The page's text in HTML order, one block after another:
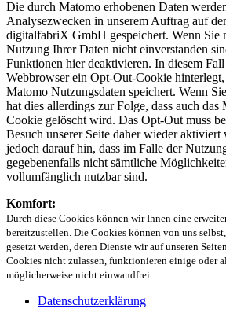
Die durch Matomo erhobenen Daten
Analysezwecken in unserem Auftrag auf
digitalfabriX GmbH gespeichert. Wenn Sie
Nutzung Ihrer Daten nicht einverstanden
Funktionen hier deaktivieren. In diesem
Webbrowser ein Opt-Out-Cookie
Matomo Nutzungsdaten speichert. Wenn
hat dies allerdings zur Folge, dass auch
Cookie gelöscht wird. Das Opt-Out muss
Besuch unserer Seite daher wieder aktiviert
jedoch darauf hin, dass im Falle der
gegebenenfalls nicht sämtliche
vollumfänglich nutzbar sind.
Komfort:
Durch diese Cookies können wir Ihnen eine
bereitzustellen. Die Cookies können von uns
gesetzt werden, deren Dienste wir auf unseren
Cookies nicht zulassen, funktionieren einige oder
möglicherweise nicht einwandfrei.
Datenschutzerklärung